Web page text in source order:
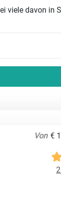
viele davon in
Von €